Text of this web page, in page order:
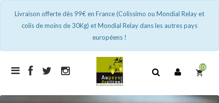
Livraison offerte dès 99€ en France (Colissimo ou Mondial Relay et
colis de moins de 30Kg) et Mondial Relay dans les autres pays
européens !
shopping_cart
(0)